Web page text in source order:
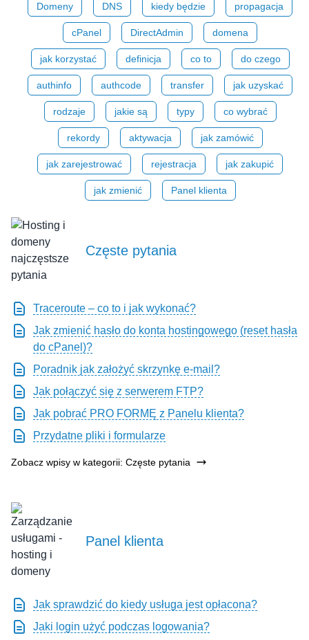
Domeny DNS kiedy będzie propagacja
cPanel DirectAdmin domena
jak korzystać definicja co to do czego
authinfo authcode transfer jak uzyskać
rodzaje jakie są typy co wybrać
rekordy aktywacja jak zamówić
jak zarejestrować rejestracja jak zakupić
jak zmienić Panel klienta
Częste pytania
Traceroute – co to i jak wykonać?
Jak zmienić hasło do konta hostingowego (reset hasła
do cPanel)?
Poradnik jak założyć skrzynkę e-mail?
Jak połączyć się z serwerem FTP?
Jak pobrać PRO FORMĘ z Panelu klienta?
Przydatne pliki i formularze
Zobacz wpisy w kategorii: Częste pytania
Panel klienta
Jak sprawdzić do kiedy usługa jest opłacona?
Jaki login użyć podczas logowania?